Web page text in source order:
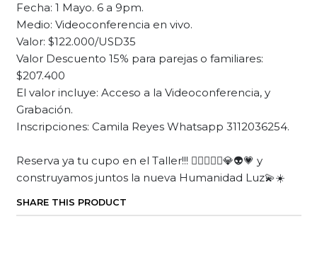
Fecha: 1 Mayo. 6 a 9pm.
Medio: Videoconferencia en vivo.
Valor: $122.000/USD35
Valor Descuento 15% para parejas o familiares:
$207.400
El valor incluye: Acceso a la Videoconferencia, y
Grabación.
Inscripciones: Camila Reyes Whatsapp 3112036254.
Reserva ya tu cupo en el Taller!!! 🙋‍♂️🙋🏻‍♀️💎👽💗 y
construyamos juntos la nueva Humanidad Luz💫☀️
SHARE THIS PRODUCT